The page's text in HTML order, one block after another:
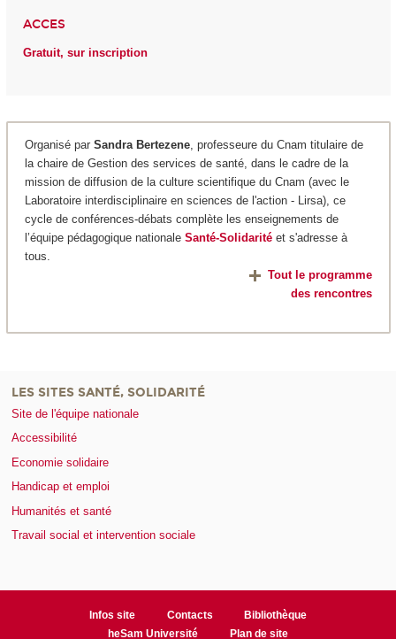
ACCES
Gratuit, sur inscription
Organisé par Sandra Bertezene, professeure du Cnam titulaire de
la chaire de Gestion des services de santé, dans le cadre de la
mission de diffusion de la culture scientifique du Cnam (avec le
Laboratoire interdisciplinaire en sciences de l'action - Lirsa), ce
cycle de conférences-débats complète les enseignements de
l’équipe pédagogique nationale Santé-Solidaritéet s'adresse à
tous.
Tout le programme
des rencontres
LES SITES SANTÉ, SOLIDARITÉ
Site de l'équipe nationale
Accessibilité
Economie solidaire
Handicap et emploi
Humanités et santé
Travail social et intervention sociale
Infos site Contacts
Bibliothèque
heSam Université
Plan de site